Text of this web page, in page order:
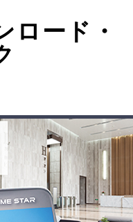
ロード・